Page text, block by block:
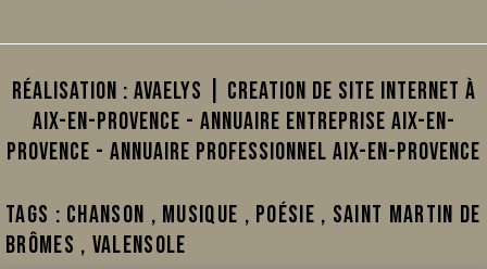
Réalisation : AVAELYS | Creation de site internet à
Aix-en-Provence - Annuaire Entreprise Aix-en-
Provence - Annuaire Professionnel Aix-en-Provence
Tags : chanson , musique , poésie , Saint Martin de
Brômes , valensole